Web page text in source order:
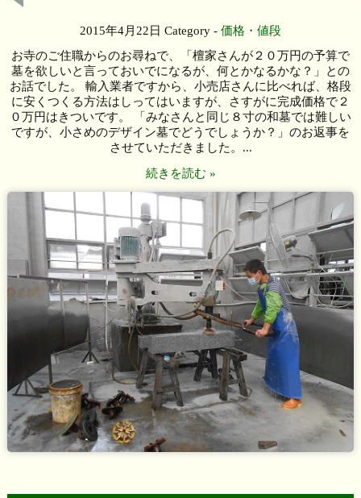
2015年4月22日 Category - 価格・値段
お寺のご住職からのお尋ねで、「檀家さんが２０万円の予算で
墓を欲しいと言っておいでになるが、何とかなるかな？」との
お話でした。 輸入業者ですから、小売店さんに比べれば、格段
に安くつくる方法はしってはいますが、さすがに完成価格で２
０万円はきついです。 「みなさんと同じ８寸の和墓では難しい
ですが、小さめのデザイン墓でどうでしょうか？」のお返事を
させていただきました。...
続きを読む »